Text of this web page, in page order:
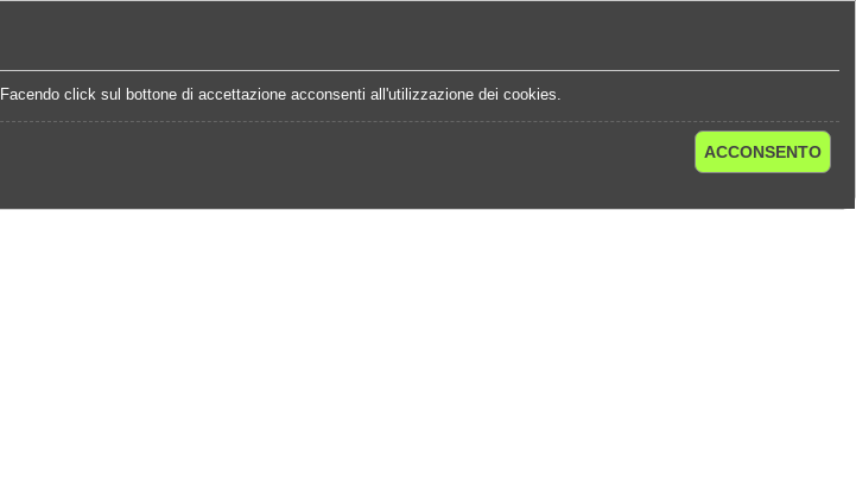
click sul bottone di accettazione acconsenti all'utilizzazione dei cookies.
ACCONSENTO